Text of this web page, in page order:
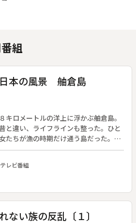
組
本の風景 舳倉島
キロメートルの洋上に浮かぶ舳倉島。
と違い、ライフラインも整った。ひと
たちが漁の時期だけ通う島だった。石
残り少なくなり、幸豊かな漁業基地と
て輪島の港に運ばれる。朝の港は行商
く。古くからの朝市は観光客も加わっ
詩となっている。◆舳倉島（石川県）
テレビ番組
い族の反乱〔１〕